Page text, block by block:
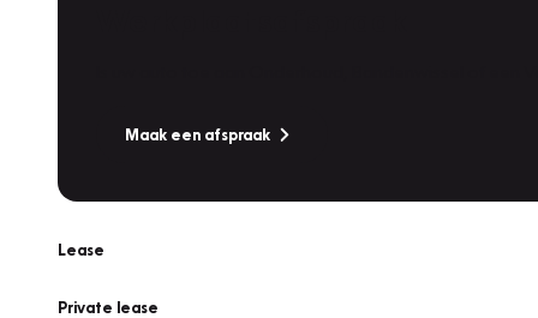
Maak een afspraak
Lease
Private lease